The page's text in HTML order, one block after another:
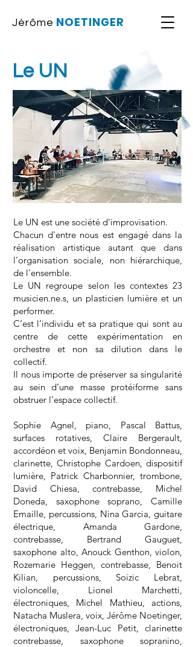
Jérôme NOETINGER
Le UN est une société d'improvisation.
Chacun d'entre nous est engagé dans la
réalisation artistique autant que dans
l'organisation sociale, non hiérarchique,
de l'ensemble.
Le UN regroupe selon les contextes 23
musicien.ne.s, un plasticien lumière et un
performer.
C’est l’individu et sa pratique qui sont au
centre de cette expérimentation en
orchestre et non sa dilution dans le
collectif.
Il nous importe de préserver sa singularité
au sein d’une masse protéiforme sans
obstruer l’espace collectif.
Sophie Agnel, piano, Pascal Battus,
surfaces rotatives, Claire Bergerault,
accordéon et voix, Benjamin Bondonneau,
clarinette, Christophe Cardoen, dispositif
lumière, Patrick Charbonnier, trombone,
David Chiesa, contrebasse, Michel
Doneda, saxophone soprano, Camille
Emaille, percussions, Nina Garcia, guitare
électrique, Amanda Gardone,
contrebasse, Bertrand Gauguet,
saxophone alto, Anouck Genthon, violon,
Rozemarie Heggen, contrebasse, Benoit
Kilian, percussions, Soizic Lebrat,
violoncelle, Lionel Marchetti,
électroniques, Michel Mathieu, actions,
Natacha Muslera, voix, Jérôme Noetinger,
électroniques, Jean-Luc Petit, clarinette
contrebasse, saxophone sopranino,
Le UN